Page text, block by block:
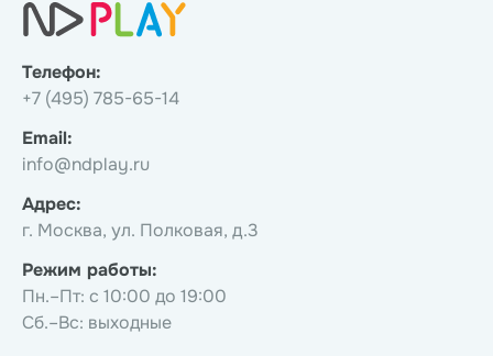
Телефон:
+7 (495) 785-65-14
Email:
info@ndplay.ru
Адрес:
г. Москва, ул. Полковая, д.3
Режим работы:
Пн.–Пт: с 10:00 до 19:00
Сб.–Вс: выходные